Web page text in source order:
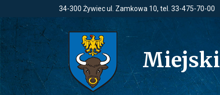
34-300 Żywiec ul. Zamkowa 10, tel. 33-475-70-00
Miejski